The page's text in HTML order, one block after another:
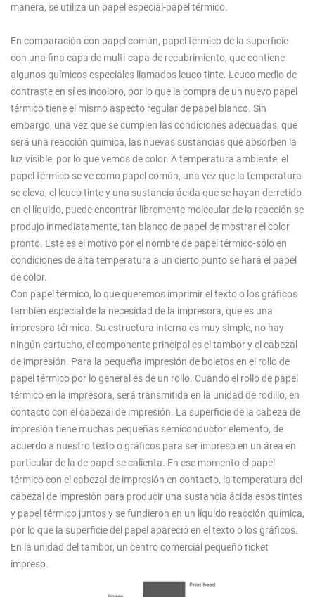
manera, se utiliza un papel especial-papel térmico.
En comparación con papel común, papel térmico de la superficie
con una fina capa de multi-capa de recubrimiento, que contiene
algunos químicos especiales llamados leuco tinte. Leuco medio de
contraste en sí es incoloro, por lo que la compra de un nuevo papel
térmico tiene el mismo aspecto regular de papel blanco. Sin
embargo, una vez que se cumplen las condiciones adecuadas, que
será una reacción química, las nuevas sustancias que absorben la
luz visible, por lo que vemos de color. A temperatura ambiente, el
papel térmico se ve como papel común, una vez que la temperatura
se eleva, el leuco tinte y una sustancia ácida que se hayan derretido
en el líquido, puede encontrar libremente molecular de la reacción se
produjo inmediatamente, tan blanco de papel de mostrar el color
pronto. Este es el motivo por el nombre de papel térmico-sólo en
condiciones de alta temperatura a un cierto punto se hará el papel
de color.
Con papel térmico, lo que queremos imprimir el texto o los gráficos
también especial de la necesidad de la impresora, que es una
impresora térmica. Su estructura interna es muy simple, no hay
ningún cartucho, el componente principal es el tambor y el cabezal
de impresión. Para la pequeña impresión de boletos en el rollo de
papel térmico por lo general es de un rollo. Cuando el rollo de papel
térmico en la impresora, será transmitida en la unidad de rodillo, en
contacto con el cabezal de impresión. La superficie de la cabeza de
impresión tiene muchas pequeñas semiconductor elemento, de
acuerdo a nuestro texto o gráficos para ser impreso en un área en
particular de la de papel se calienta. En ese momento el papel
térmico con el cabezal de impresión en contacto, la temperatura del
cabezal de impresión para producir una sustancia ácida esos tintes
y papel térmico juntos y se fundieron en un líquido reacción química,
por lo que la superficie del papel apareció en el texto o los gráficos.
En la unidad del tambor, un centro comercial pequeño ticket
impreso.